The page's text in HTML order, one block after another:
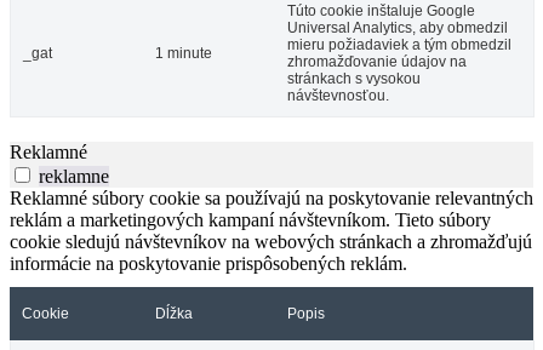
_gat 1 minute
Túto cookie inštaluje Google
Universal Analytics, aby obmedzil
mieru požiadaviek a tým obmedzil
zhromažďovanie údajov na
stránkach s vysokou
návštevnosťou.
Reklamné
reklamne
Reklamné súbory cookie sa používajú na poskytovanie relevantných
reklám a marketingových kampaní návštevníkom. Tieto súbory
cookie sledujú návštevníkov na webových stránkach a zhromažďujú
informácie na poskytovanie prispôsobených reklám.
Cookie Dĺžka Popis